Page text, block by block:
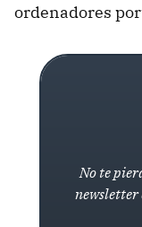
ordenadores
No te